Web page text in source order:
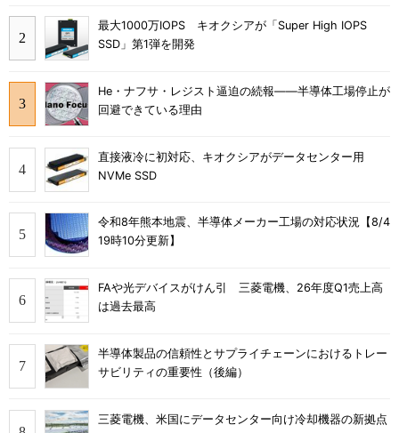
最大1000万IOPS キオクシアが「Super High IOPS
SSD」第1弾を開発
He・ナフサ・レジスト逼迫の続報――半導体工場停止が
回避できている理由
直接液冷に初対応、キオクシアがデータセンター用
NVMe SSD
令和8年熊本地震、半導体メーカー工場の対応状況【8/4
19時10分更新】
FAや光デバイスがけん引 三菱電機、26年度Q1売上高
は過去最高
半導体製品の信頼性とサプライチェーンにおけるトレー
サビリティの重要性（後編）
三菱電機、米国にデータセンター向け冷却機器の新拠点